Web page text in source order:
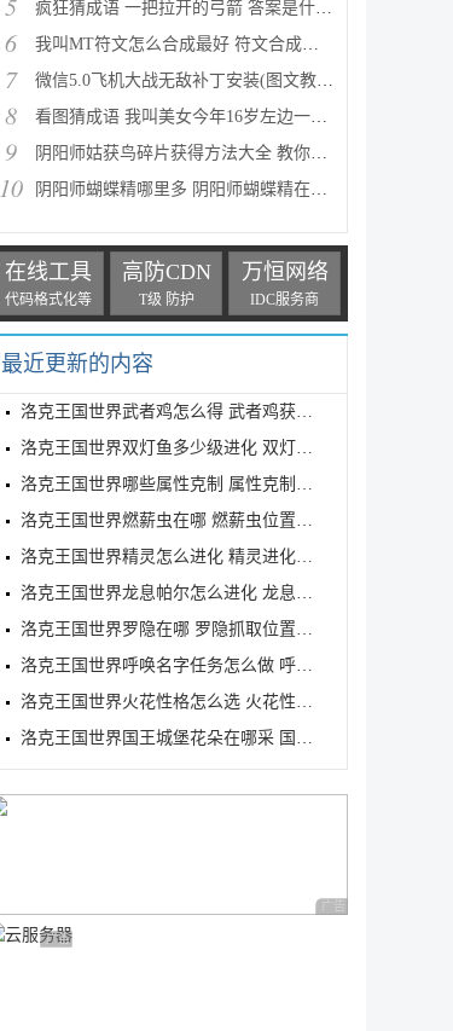
疯狂猜成语 一把拉开的弓箭 答案是什么成语
6 我叫MT符文怎么合成最好 符文合成攻略推荐
7 微信5.0飞机大战无敌补丁安装(图文教程) 高分攻略
8 看图猜成语 我叫美女今年16岁左边一个女人 答案是什么
9 阴阳师姑获鸟碎片获得方法大全 教你如何快速获得姑获
10 阴阳师蝴蝶精哪里多 阴阳师蝴蝶精在哪里刷
在线工具
代码格式化等
高防CDN
T级 防护
万恒网络
IDC服务商
最近更新的内容
洛克王国世界武者鸡怎么得 武者鸡获得方式
洛克王国世界双灯鱼多少级进化 双灯鱼进化等级介绍
洛克王国世界哪些属性克制 属性克制表分享
洛克王国世界燃薪虫在哪 燃薪虫位置详解
洛克王国世界精灵怎么进化 精灵进化方式
洛克王国世界龙息帕尔怎么进化 龙息帕尔进化介绍
洛克王国世界罗隐在哪 罗隐抓取位置分享
洛克王国世界呼唤名字任务怎么做 呼唤名字任务完成方
洛克王国世界火花性格怎么选 火花性格推荐
洛克王国世界国王城堡花朵在哪采 国王城堡全花朵采集
广告 商业广告，理性
广告 商业广告，理性选择